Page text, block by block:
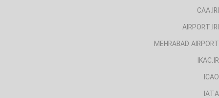
CAA.IRI
AIRPORT.IRI
MEHRABAD AIRPORT
IKAC.IR
ICAO
IATA